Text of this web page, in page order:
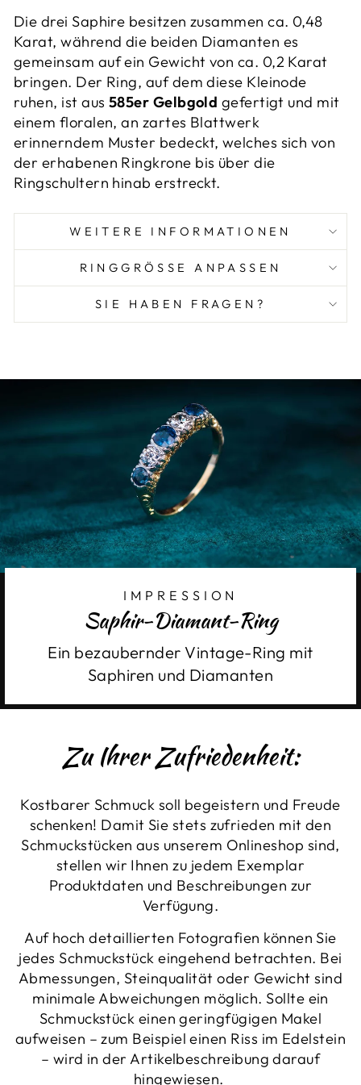
Die drei Saphire besitzen zusammen ca. 0,48
Karat, während die beiden Diamanten es
gemeinsam auf ein Gewicht von ca. 0,2 Karat
bringen. Der Ring, auf dem diese Kleinode
ruhen, ist aus 585er Gelbgold gefertigt und mit
einem floralen, an zartes Blattwerk
erinnerndem Muster bedeckt, welches sich von
der erhabenen Ringkrone bis über die
Ringschultern hinab erstreckt.
WEITERE INFORMATIONEN
RINGGRÖSSE ANPASSEN
SIE HABEN FRAGEN?
IMPRESSION
Saphir-Diamant-Ring
Ein bezaubernder Vintage-Ring mit
Saphiren und Diamanten
Zu Ihrer Zufriedenheit:
Kostbarer Schmuck soll begeistern und Freude
schenken! Damit Sie stets zufrieden mit den
Schmuckstücken aus unserem Onlineshop sind,
stellen wir Ihnen zu jedem Exemplar
Produktdaten und Beschreibungen zur
Verfügung.
Auf hoch detaillierten Fotografien können Sie
jedes Schmuckstück eingehend betrachten. Bei
Abmessungen, Steinqualität oder Gewicht sind
minimale Abweichungen möglich. Sollte ein
Schmuckstück einen geringfügigen Makel
aufweisen – zum Beispiel einen Riss im Edelstein
– wird in der Artikelbeschreibung darauf
hingewiesen.